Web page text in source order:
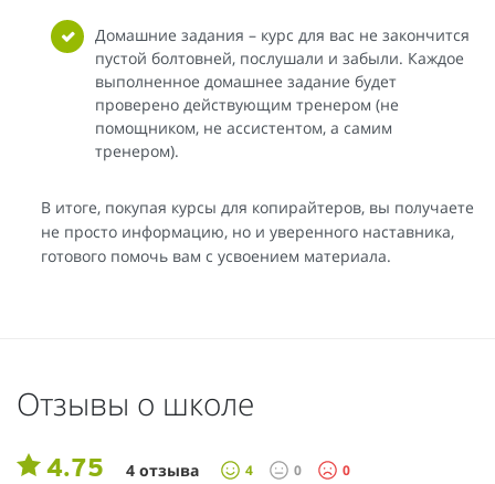
Домашние задания – курс для вас не закончится
пустой болтовней, послушали и забыли. Каждое
выполненное домашнее задание будет
проверено действующим тренером (не
помощником, не ассистентом, а самим
тренером).
В итоге, покупая курсы для копирайтеров, вы получаете
не просто информацию, но и уверенного наставника,
готового помочь вам с усвоением материала.
Отзывы о школе
4.75 4 отзыва 4 0 0